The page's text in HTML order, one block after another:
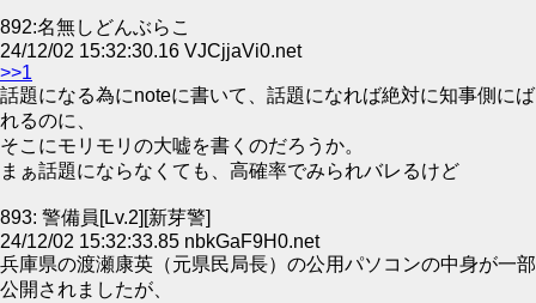
892:名無しどんぶらこ
24/12/02 15:32:30.16 VJCjjaVi0.net
>>1
話題になる為にnoteに書いて、話題になれば絶対に知事側にば
れるのに、
そこにモリモリの大嘘を書くのだろうか。
まぁ話題にならなくても、高確率でみられバレるけど
893: 警備員[Lv.2][新芽警]
24/12/02 15:32:33.85 nbkGaF9H0.net
兵庫県の渡瀬康英（元県民局長）の公用パソコンの中身が一部
公開されましたが、